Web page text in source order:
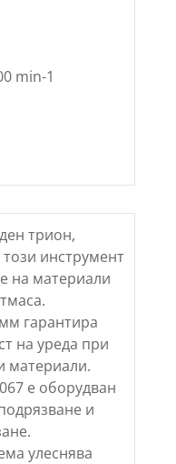
min-1
трион,
този инструмент
на материали
гарантира
на уреда при
материали.
е оборудван
и
улеснява